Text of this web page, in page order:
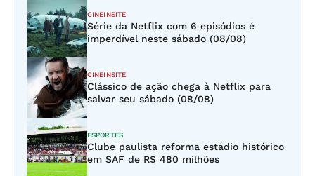
CINEINSITE
Série da Netflix com 6 episódios é
imperdível neste sábado (08/08)
CINEINSITE
Clássico de ação chega à Netflix para
salvar seu sábado (08/08)
ESPORTES
Clube paulista reforma estádio histórico
em SAF de R$ 480 milhões